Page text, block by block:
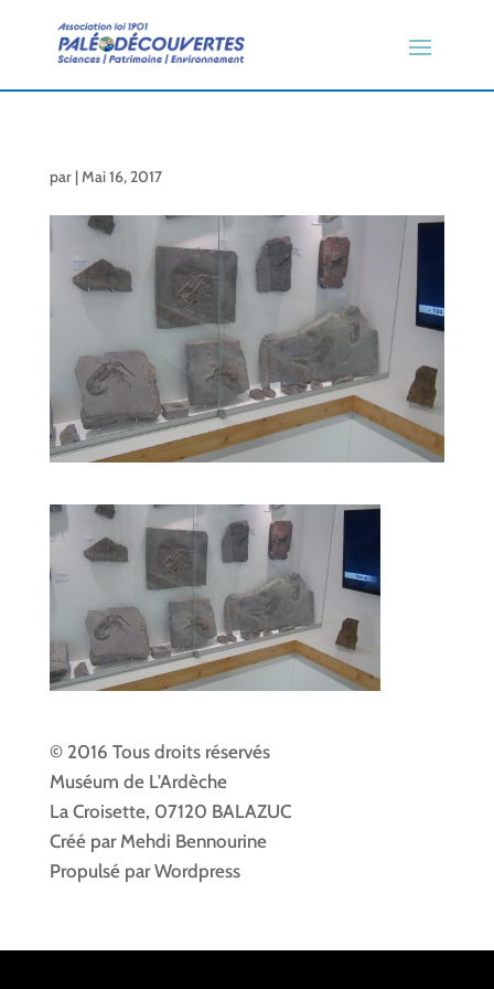
par |Mai 16, 2017
© 2016 Tous droits réservés
Muséum de L'Ardèche
La Croisette, 07120 BALAZUC
Créé par Mehdi Bennourine
Propulsé par Wordpress